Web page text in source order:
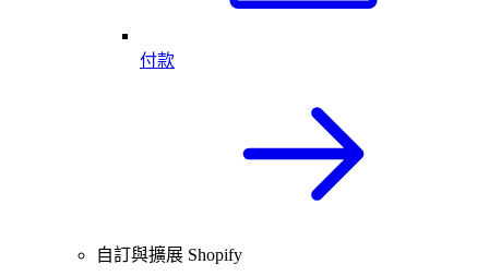
付款
自訂與擴展 Shopify